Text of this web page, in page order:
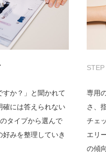
すか？」と聞かれて
確には答えられない
タイプから選んで
みを整理していき
STEP
専用
さ、
チェ
エリ
の傾